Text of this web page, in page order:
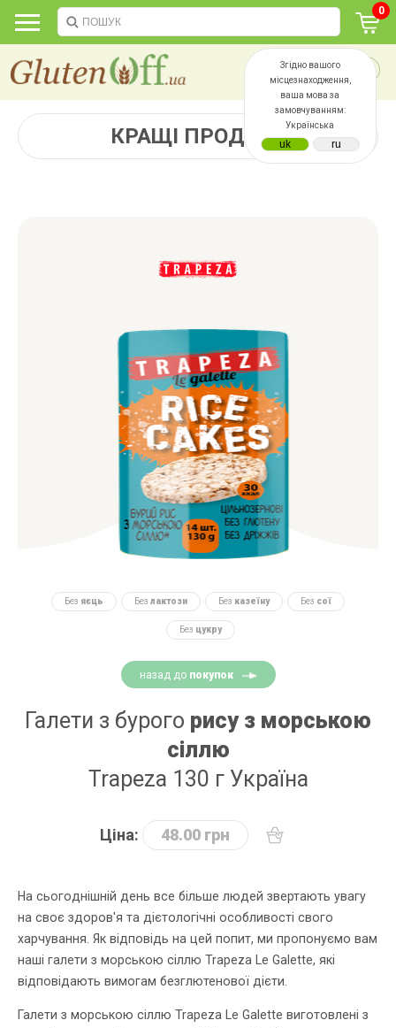
Згідно вашого
місцезнаходження,
ваша мова за
замовчуванням:
Українська
0
КРАЩІ ПРОДАЖІ
Без яєць Без лактози Без казеїну Без сої
Без цукру
назад до покупок
Галети з бурого рису з морською
сіллю
Trapeza 130 г Україна
Ціна: 48.00 грн
На сьогоднішній день все більше людей звертають увагу
на своє здоров'я та дієтологічні особливості свого
харчування. Як відповідь на цей попит, ми пропонуємо вам
наші галети з морською сіллю Trapeza Le Galette, які
відповідають вимогам безглютенової дієти.
Галети з морською сіллю Trapeza Le Galette виготовлені з